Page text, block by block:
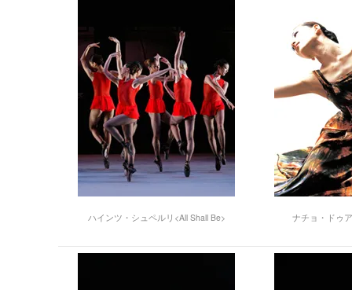
ハインツ・シュペルリ<All Shall Be> ナチョ・ドゥ